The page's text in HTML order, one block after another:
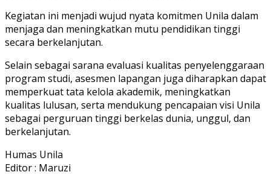
Kegiatan ini menjadi wujud nyata komitmen Unila dalam
menjaga dan meningkatkan mutu pendidikan tinggi
secara berkelanjutan.
Selain sebagai sarana evaluasi kualitas penyelenggaraan
program studi, asesmen lapangan juga diharapkan dapat
memperkuat tata kelola akademik, meningkatkan
kualitas lulusan, serta mendukung pencapaian visi Unila
sebagai perguruan tinggi berkelas dunia, unggul, dan
berkelanjutan.
Humas Unila
Editor : Maruzi